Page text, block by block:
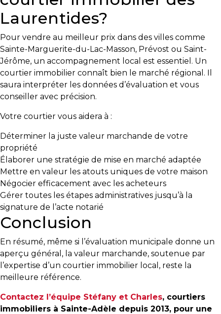
Les
à
avoir
en
main
Pour
rapidement,
faites
bonne
impression!
Activi-
T
Programme
Visibili-
T
Programmes
exclusifs
Laurentides?
Pour vendre au meilleur prix dans des villes comme
Sainte-Marguerite-du-Lac-Masson, Prévost ou Saint-
Jérôme, un accompagnement local est essentiel. Un
courtier immobilier connaît bien le marché régional. Il
saura interpréter les données d’évaluation et vous
conseiller avec précision.
Votre courtier vous aidera à :
Déterminer la juste valeur marchande de votre
propriété
Élaborer une stratégie de mise en marché adaptée
Mettre en valeur les atouts uniques de votre maison
Négocier efficacement avec les acheteurs
Gérer toutes les étapes administratives jusqu’à la
signature de l’acte notarié
Conclusion
En résumé, même si l’évaluation municipale donne un
aperçu général, la valeur marchande, soutenue par
l’expertise d’un courtier immobilier local, reste la
meilleure référence.
Contactez l’équipe Stéfany et Charles, courtiers
immobiliers à Sainte-Adèle depuis 2013, pour une